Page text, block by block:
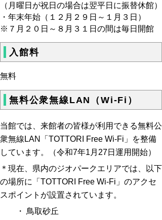
（月曜日が祝日の場合は翌平日に振替休館）
・年末年始（１２月２９日～１月３日）
※７月２０日～８月３１日の間は毎日開館
入館料
無料
無料公衆無線LAN（Wi-Fi）
当館では、来館者の皆様が利用できる無料公
衆無線LAN「TOTTORI Free Wi-Fi」を整備
しています。（令和7年1月27日運用開始）
＊現在、県内のジオパークエリアでは、以下
の場所に「TOTTORI Free Wi-Fi」のアクセ
スポイントが設置されています。
・ 鳥取砂丘